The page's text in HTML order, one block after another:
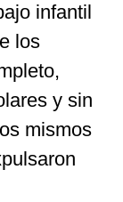
infantil
los
y sin
mismos